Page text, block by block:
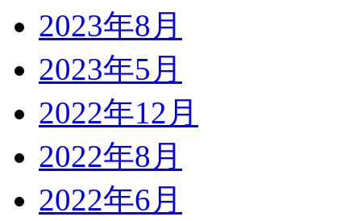
2023年8月
2023年5月
2022年12月
2022年8月
2022年6月